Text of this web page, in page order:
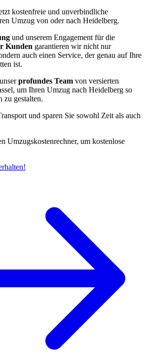
kostenfreie und unverbindliche
Umzug von oder nach Heidelberg.
und unserem Engagement für die
Kunden garantieren wir nicht nur
auch einen Service, der genau auf Ihre
ist.
profundes Team von versierten
um Ihren Umzug nach Heidelberg so
zu gestalten.
und sparen Sie sowohl Zeit als auch
Umzugskostenrechner, um kostenlose